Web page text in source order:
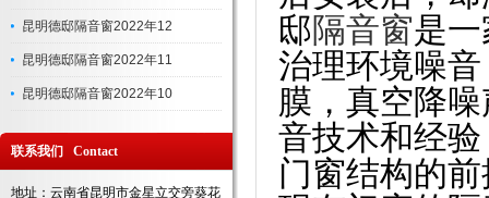
昆明德邸隔音窗2022年12
昆明德邸隔音窗2022年11
昆明德邸隔音窗2022年10
联系我们 Contact
地址：云南省昆明市金星立交旁葵花
邸 隔音窗是
治理环境噪
膜，真空降
音技术和经
门窗结构的